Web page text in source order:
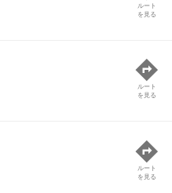
ルート
を見る
ルート
を見る
ルート
を見る